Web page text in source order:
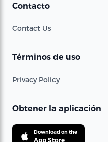
Contacto
Contact Us
Términos de uso
Privacy Policy
Obtener la aplicación
Download on the
App Store